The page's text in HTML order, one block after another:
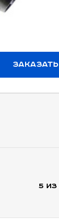
Заказать
5 из